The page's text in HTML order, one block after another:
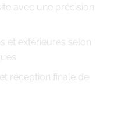
avec une précision
et extérieures selon
réception finale de